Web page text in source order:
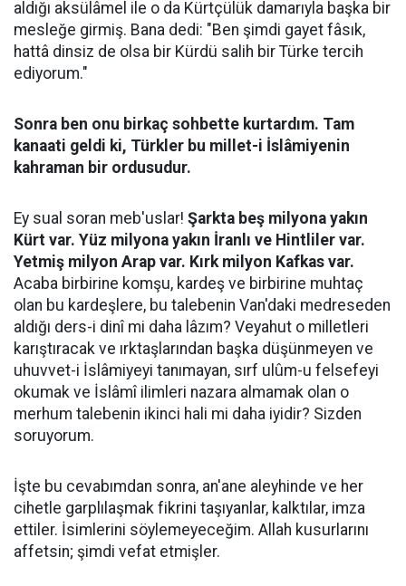
aldığı aksülâmel ile o da Kürtçülük damarıyla başka bir
mesleğe girmiş. Bana dedi: "Ben şimdi gayet fâsık,
hattâ dinsiz de olsa bir Kürdü salih bir Türke tercih
ediyorum."
Sonra ben onu birkaç sohbette kurtardım. Tam
kanaati geldi ki, Türkler bu millet-i İslâmiyenin
kahraman bir ordusudur.
Ey sual soran meb'uslar! Şarkta beş milyona yakın
Kürt var. Yüz milyona yakın İranlı ve Hintliler var.
Yetmiş milyon Arap var. Kırk milyon Kafkas var.
Acaba birbirine komşu, kardeş ve birbirine muhtaç
olan bu kardeşlere, bu talebenin Van'daki medreseden
aldığı ders-i dinî mi daha lâzım? Veyahut o milletleri
karıştıracak ve ırktaşlarından başka düşünmeyen ve
uhuvvet-i İslâmiyeyi tanımayan, sırf ulûm-u felsefeyi
okumak ve İslâmî ilimleri nazara almamak olan o
merhum talebenin ikinci hali mi daha iyidir? Sizden
soruyorum.
İşte bu cevabımdan sonra, an'ane aleyhinde ve her
cihetle garplılaşmak fikrini taşıyanlar, kalktılar, imza
ettiler. İsimlerini söylemeyeceğim. Allah kusurlarını
affetsin; şimdi vefat etmişler.